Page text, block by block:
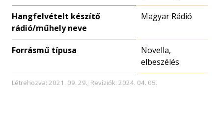
Hangfelvételt készítő
rádió/műhely neve
Magyar Rádió
Forrásmű típusa
Novella,
elbeszélés
Létrehozva: 2021. 09. 29.; Revíziók: 2024. 04. 05.